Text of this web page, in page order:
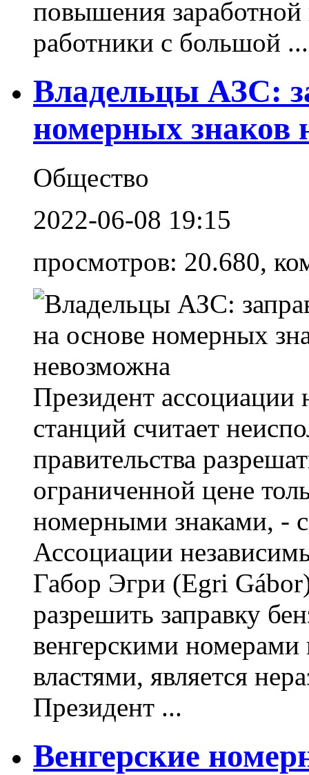
повышения
работники с большой ...
Владельцы АЗС:
номерных знаков
Общество
2022-06-08 19:15
просмотров: 20.680,
Президент ассоциации
станций считает
правительства
ограниченной цене
номерными знаками, -
Ассоциации
Габор Эгри (Egri
разрешить заправку
венгерскими номерами
властями, является
Президент ...
Венгерские